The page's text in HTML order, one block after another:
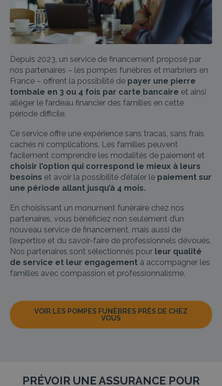
Depuis 2023, un service de financement proposé par
nos partenaires – les pompes funèbres et marbriers en
France – offrent la possibilité de payer une pierre
tombale en 3 ou 4 fois par carte bancaire et ainsi
alléger le fardeau financier des familles en cette
période difficile.
Ce service offre une expérience sans tracas, sans frais
cachés ni complications. Les familles peuvent
facilement comprendre les modalités de paiement et
choisir l’option qui correspond le mieux à leurs
besoins et avoir la possibilité d’étaler le paiement sur
une période allant jusqu’à 4 mois.
En choisissant un monument funéraire chez nos
partenaires, vous bénéficiez non seulement d’un
nouveau service de financement, mais aussi de
l’expertise et du savoir-faire de professionnels dévoués.
Nos partenaires sont sélectionnés pour leur qualité
de service et leur engagement à accompagner les
familles avec compassion et professionnalisme.
VOIR LES POMPES FUNÈBRES PRÈS DE CHEZ
VOUS
PRÉVOIR UNE ASSURANCE POUR